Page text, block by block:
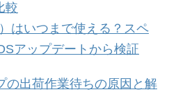
較
はいつまで使える？スペ
アップデートから検証
の出荷作業待ちの原因と解